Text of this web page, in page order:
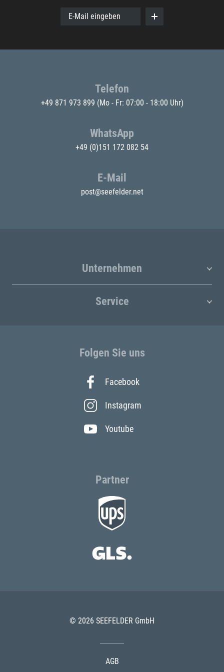
E-Mail eingeben
Telefon
+49 871 973 899 (Mo - Fr: 07:00 - 18:00 Uhr)
WhatsApp
+49 (0)151 172 082 54
E-Mail
post@seefelder.net
Unternehmen
Service
Folgen Sie uns
Facebook
Instagram
Youtube
Partner
© 2026 SEEFELDER GmbH
AGB